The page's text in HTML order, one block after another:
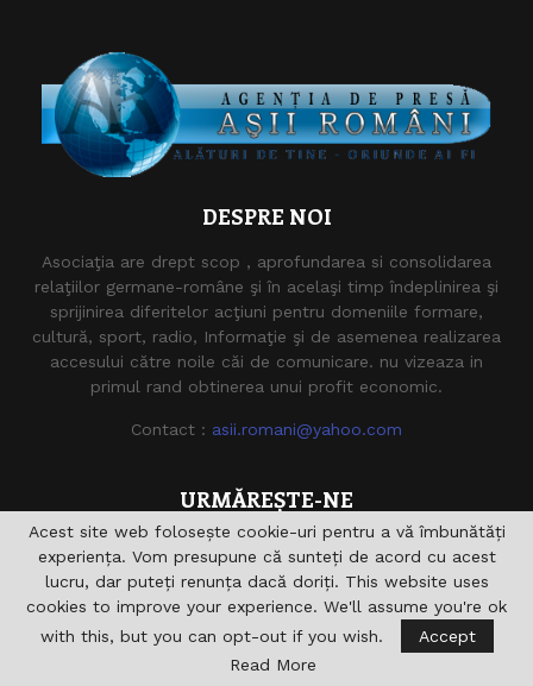
DESPRE NOI
Asociaţia are drept scop , aprofundarea si consolidarea
relaţiilor germane-române şi în acelaşi timp îndeplinirea şi
sprijinirea diferitelor acţiuni pentru domeniile formare,
cultură, sport, radio, Informaţie şi de asemenea realizarea
accesului către noile căi de comunicare. nu vizeaza in
primul rand obtinerea unui profit economic.
Contact : asii.romani@yahoo.com
URMĂREȘTE-NE
Acest site web folosește cookie-uri pentru a vă îmbunătăți
experiența. Vom presupune că sunteți de acord cu acest
lucru, dar puteți renunța dacă doriți. This website uses
cookies to improve your experience. We'll assume you're ok
with this, but you can opt-out if you wish.
Accept
Read More